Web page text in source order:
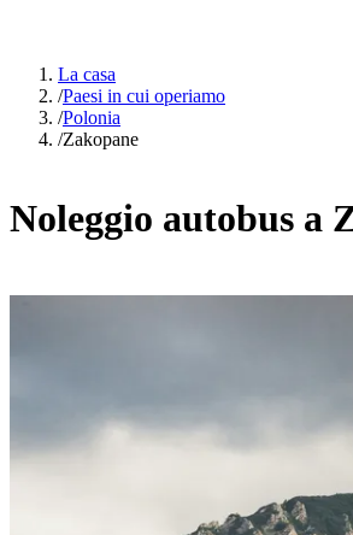
La casa
/Paesi in cui operiamo
/Polonia
/Zakopane
Noleggio autobus a